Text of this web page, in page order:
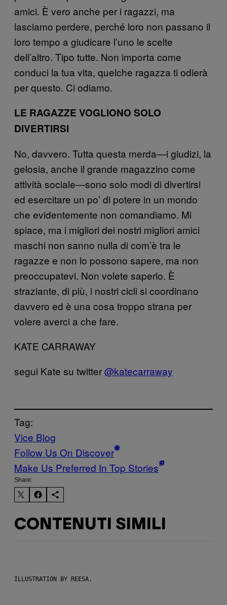
amici. È vero anche per i ragazzi, ma
lasciamo perdere, perché loro non passano il
loro tempo a giudicare l’uno le scelte
dell’altro. Tipo tutte. Non importa come
conduci la tua vita, quelche ragazza ti odierà
per questo. Ci odiamo.
LE RAGAZZE VOGLIONO SOLO
DIVERTIRSI
No, davvero. Tutta questa merda—i giudizi, la
gelosia, anche il grande magazzino come
attività sociale—sono solo modi di divertirsi
ed esercitare un po’ di potere in un mondo
che evidentemente non comandiamo. Mi
spiace, ma i migliori dei nostri migliori amici
maschi non sanno nulla di com’è tra le
ragazze e non lo possono sapere, ma non
preoccupatevi. Non volete saperlo. È
straziante, di più, i nostri cicli si coordinano
davvero ed è una cosa troppo strana per
volere averci a che fare.
KATE CARRAWAY
segui Kate su twitter@katecarraway
Tag:
Vice Blog
Follow Us On Discover
Make Us Preferred In Top Stories
Share:
CONTENUTI SIMILI
ILLUSTRATION BY REESA.